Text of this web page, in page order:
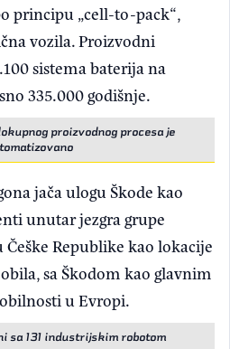
principu „cell-to-pack“,
vozila. Proizvodni
sistema baterija na
335.000 godišnje.
proizvodnog procesa je
jača ulogu Škode kao
unutar jezgra grupe
Republike kao lokacije
sa Škodom kao glavnim
u Evropi.
sa 131 industrijskim robotom